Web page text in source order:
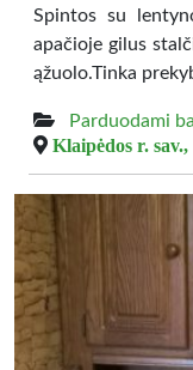
Spintos su
apačioje gilus
ąžuolo.Tinka
Parduodami
Klaipėdos r. sav.,